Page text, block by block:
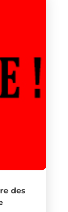
des